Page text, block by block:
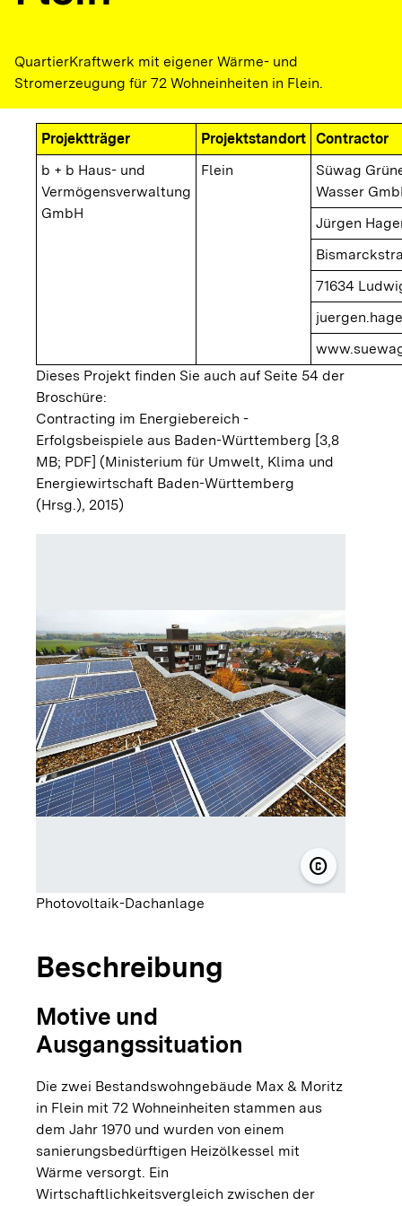
QuartierKraftwerk mit eigener Wärme- und
Stromerzeugung für 72 Wohneinheiten in Flein.
Projektträger Projektstandort Contractor
b + b Haus- und
Vermögensverwaltung
GmbH
Flein
Süwag
Wasser
Jürgen
71634
Dieses Projekt finden Sie auch auf Seite 54 der
Broschüre:
Contracting im Energiebereich -
Erfolgsbeispiele aus Baden-Württemberg [3,8
MB; PDF] (Ministerium für Umwelt, Klima und
Energiewirtschaft Baden-Württemberg
(Hrsg.), 2015)
copyright© b + b
Photovoltaik-Dachanlage
Beschreibung
Motive und
Ausgangssituation
Die zwei Bestandswohngebäude Max & Moritz
in Flein mit 72 Wohneinheiten stammen aus
dem Jahr 1970 und wurden von einem
sanierungsbedürftigen Heizölkessel mit
Wärme versorgt. Ein
Wirtschaftlichkeitsvergleich zwischen der